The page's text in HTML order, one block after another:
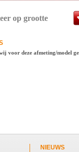
op grootte
voor deze afmeting/model
NIEUWS